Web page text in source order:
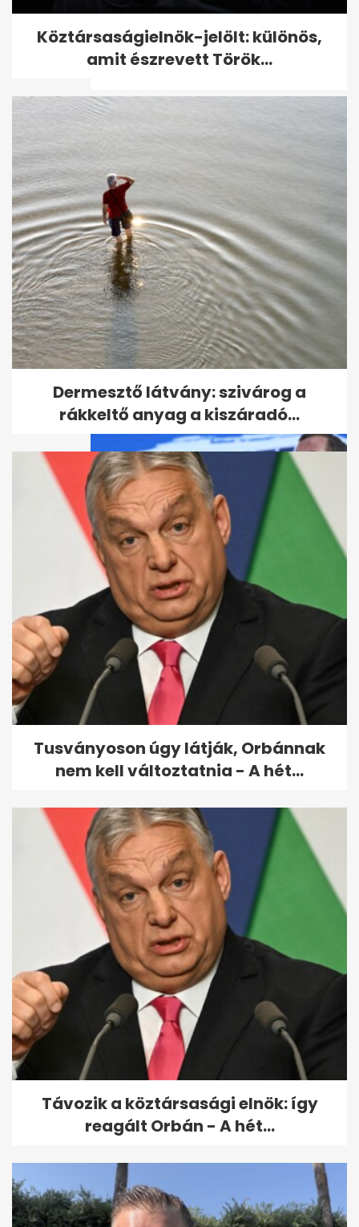
Karsai Dániel Vasas-meccsre
látogatott, Csányi Sándor
ment oda...
Foci-Eb: Pont nélkül maradt
Lengyelország
Lengyelország határait
fenyegeti Medvegyev
Köztársaságielnök-jelölt: különös,
amit észrevett Török...
Dermesztő látvány: szivárog a
rákkeltő anyag a kiszáradó...
Tusványoson úgy látják, Orbánnak
nem kell változtatnia - A hét...
Távozik a köztársasági elnök: így
reagált Orbán - A hét...